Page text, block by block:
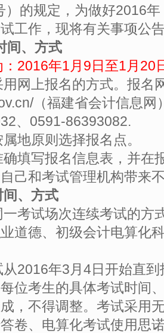
）的规定，为做好2016
工作，现将有关事项公
间、方式
2016年1月9日至1月20
网上报名的方式。报名
（福建省会计信息网
、0591-86393082.
地原则选择报名点。
填写报名信息表，并在
己和考试管理机构带来
、方式
考试场次连续考试的方
道德、初级会计电算化
2016年3月4日开始直
位考生的具体考试时间
，不得调整。考试采用
卷、电算化考试使用思